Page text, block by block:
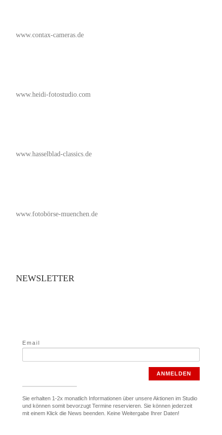
www.contax-cameras.de
www.heidi-fotostudio.com
www.hasselblad-classics.de
www.fotobörse-muenchen.de
NEWSLETTER
Email
ANMELDEN
Sie erhalten 1-2x monatlich Informationen über unsere Aktionen im Studio
und können somit bevorzugt Termine reservieren. Sie können jederzeit
mit einem Klick die News beenden. Keine Weitergabe Ihrer Daten!